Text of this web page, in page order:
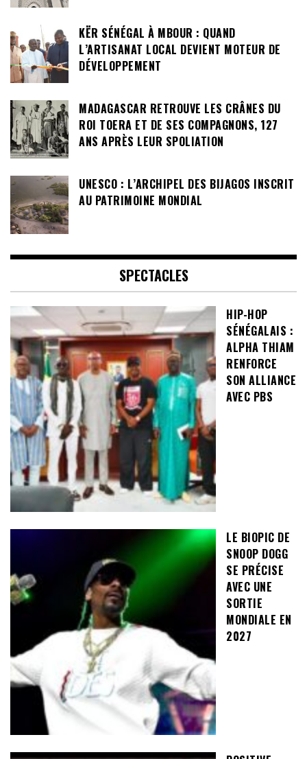
KËR SÉNÉGAL À MBOUR : QUAND
L’ARTISANAT LOCAL DEVIENT MOTEUR DE
DÉVELOPPEMENT
MADAGASCAR RETROUVE LES CRÂNES DU
ROI TOERA ET DE SES COMPAGNONS, 127
ANS APRÈS LEUR SPOLIATION
UNESCO : L’ARCHIPEL DES BIJAGOS INSCRIT
AU PATRIMOINE MONDIAL
SPECTACLES
HIP-HOP
SÉNÉGALAIS :
ALPHA THIAM
RENFORCE
SON ALLIANCE
AVEC PBS
LE BIOPIC DE
SNOOP DOGG
SE PRÉCISE
AVEC UNE
SORTIE
MONDIALE EN
2027